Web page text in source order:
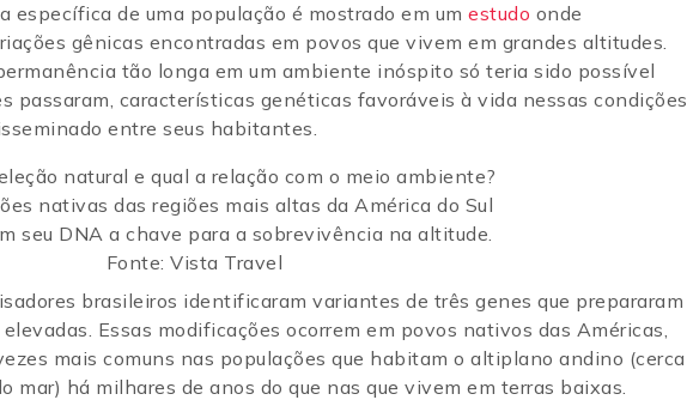
específica de uma população é mostrado em um estudo onde
gênicas encontradas em povos que vivem em grandes altitudes.
tão longa em um ambiente inóspito só teria sido possível
passaram, características genéticas favoráveis à vida nessas condições
entre seus habitantes.
nativas das regiões mais altas da América do Sul
seu DNA a chave para a sobrevivência na altitude.
Fonte: Vista Travel
brasileiros identificaram variantes de três genes que prepararam
Essas modificações ocorrem em povos nativos das Américas,
mais comuns nas populações que habitam o altiplano andino (cerca
mar) há milhares de anos do que nas que vivem em terras baixas.